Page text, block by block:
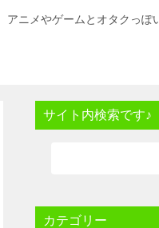
アニメやゲームとオタクっぽ
サイト内検索です♪
カテゴリー